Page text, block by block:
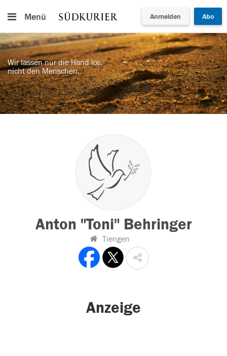
Menü Anmelden Abo
Wir lassen nur die Hand los,
nicht den Menschen.
Anton "Toni" Behringer
Tiengen
Anzeige